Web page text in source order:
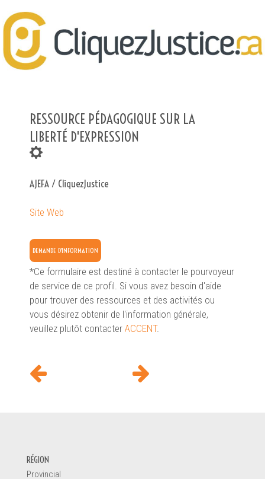
RECHERCHER Recherche avancée
RESSOURCE PÉDAGOGIQUE SUR LA
LIBERTÉ D'EXPRESSION
AJEFA / CliquezJustice
Site Web
DEMANDE D'INFORMATION
*Ce formulaire est destiné à contacter le pourvoyeur
de service de ce profil. Si vous avez besoin d'aide
pour trouver des ressources et des activités ou
vous désirez obtenir de l'information générale,
veuillez plutôt contacter ACCENT.
Votre nom *
RÉGION
Provincial